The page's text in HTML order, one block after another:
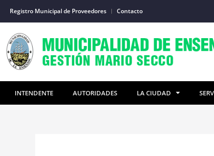
Registro Municipal de Proveedores Contacto
INTENDENTE AUTORIDADES LA CIUDAD